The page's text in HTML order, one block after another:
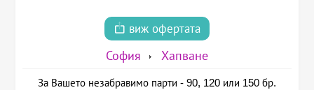
виж офертата
София Хапване
За Вашето незабравимо парти - 90, 120 или 150 бр.